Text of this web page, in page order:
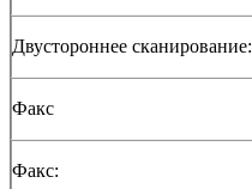
Двустороннее сканирование:
Факс
Факс: